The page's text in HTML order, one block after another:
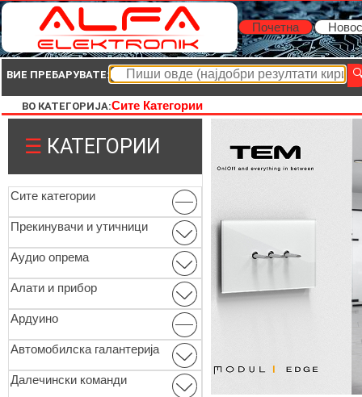
Почетна
ВИЕ ПРЕБАРУВАТЕ:
ВО КАТЕГОРИЈА:Сите Категории
☰ КАТЕГОРИИ
Сите категории
Прекинувачи и утичници
Аудио опрема
Алати и прибор
Ардуино
Автомобилска галантерија
Далечински команди